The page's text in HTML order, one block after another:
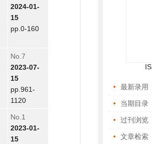
最新录用
当期目录
过刊浏览
文章检索
2024-01-
15
pp.0-160
No.7
2023-07-
15
pp.961-
1120
No.1
2023-01-
15